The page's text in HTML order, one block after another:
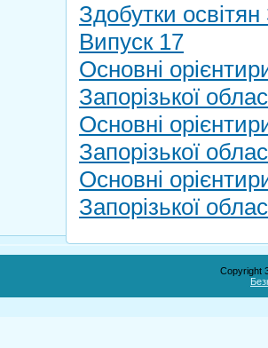
Здобутки освітян
Випуск 17
Основні
Запорізької
Основні
Запорізької
Основні
Запорізької
Copyright